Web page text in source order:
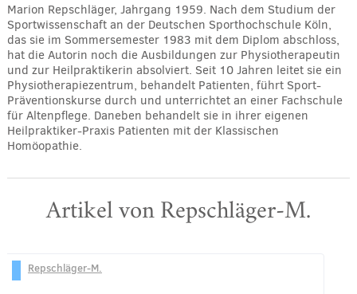
Marion Repschläger, Jahrgang 1959. Nach dem Studium der
Sportwissenschaft an der Deutschen Sporthochschule Köln,
das sie im Sommersemester 1983 mit dem Diplom abschloss,
hat die Autorin noch die Ausbildungen zur Physiotherapeutin
und zur Heilpraktikerin absolviert. Seit 10 Jahren leitet sie ein
Physiotherapiezentrum, behandelt Patienten, führt Sport-
Präventionskurse durch und unterrichtet an einer Fachschule
für Altenpflege. Daneben behandelt sie in ihrer eigenen
Heilpraktiker-Praxis Patienten mit der Klassischen
Homöopathie.
Artikel von Repschläger-M.
Repschläger-M.